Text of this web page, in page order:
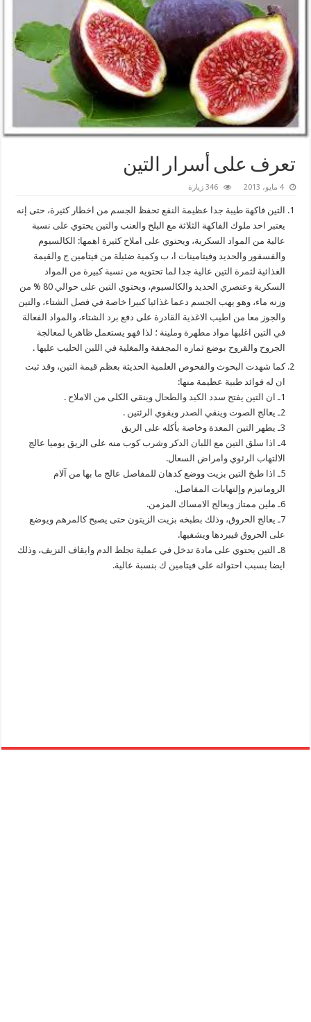
تعرف على أسرار التين
4 مايو، 2013 346 زيارة
التين فاكهة طيبة جدا عظيمة النفع تحفظ الجسم من اخطار كثيرة، حتى إنه
يعتبر احد ملوك الفاكهة الثلاثة مع البلح والعنب والتين يحتوي على نسبة
عالية من المواد السكرية، ويحتوي على املاح كثيرة اهمها: الكالسيوم
والفسفور والحديد وفيتامينات ا، ب وكمية ضئيلة من فيتامين ج والقيمة
الغذائية لثمرة التين عالية جدا لما تحتويه من نسبة كبيرة من المواد
السكرية وعنصري الحديد والكالسيوم، ويحتوي التين على حوالي 80 % من
وزنه ماء، وهو يهب الجسم دعما غذائيا كبيرا خاصة في فصل الشتاء، والتين
والجوز معا من اطيب الاغذية القادرة على دفع برد الشتاء، والمواد الفعالة
في التين اغلبها مواد مطهرة وملينة ؛ لذا فهو يستعمل ظاهريا لمعالجة
الجروح والقروح بوضع ثماره المجففة والمغلية في اللبن الحليب عليها .
كما شهدت البحوث والفحوص العلمية الحديثة بعظم قيمة التين، وقد ثبت
ان له فوائد طبية عظيمة منها:
1ـ ان التين يفتح سدد الكبد والطحال وينقي الكلى من الاملاح .
2ـ يعالج الصوت وينقي الصدر ويقوي الرئتين .
3ـ يطهر التين المعدة وخاصة بأكله على الريق
4ـ اذا سلق التين مع اللبان الدكر وشرب كوب منه على الريق يوميا عالج
الالتهاب الرئوي وامراض السعال.
5ـ اذا طبخ التين بزيت ووضع كدهان للمفاصل عالج ما بها من آلام
الروماتيزم وإلتهابات المفاصل.
6ـ ملين ممتاز ويعالج الامساك المزمن.
7ـ يعالج الحروق، وذلك بطبخه بزيت الزيتون حتى يصبح كالمرهم ويوضع
على الحروق فيبردها ويشفيها.
8ـ التين يحتوي على مادة تدخل في عملية تجلط الدم وايقاف النزيف، وذلك
ايضا بسبب احتوائه على فيتامين ك بنسبة عالية.